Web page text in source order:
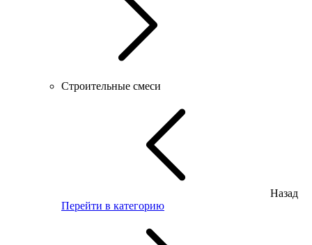
Строительные смеси
Назад
Перейти в категорию